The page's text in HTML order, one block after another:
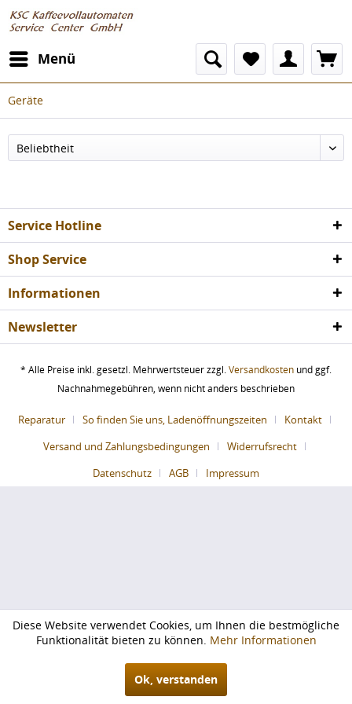
Menü
Geräte
Service Hotline
Shop Service
Informationen
Newsletter
* Alle Preise inkl. gesetzl. Mehrwertsteuer zzgl.Versandkosten und ggf.
Nachnahmegebühren, wenn nicht anders beschrieben
Reparatur So finden Sie uns, Ladenöffnungszeiten
Kontakt
Versand und Zahlungsbedingungen
Widerrufsrecht
Datenschutz
AGB Impressum
Diese Website verwendet Cookies, um Ihnen die bestmögliche
Funktionalität bieten zu können. Mehr Informationen
Ok, verstanden